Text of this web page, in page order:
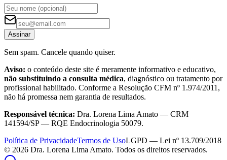
Assinar
Sem spam. Cancele quando quiser.
Aviso: o conteúdo deste site é meramente informativo e educativo,
não substituindo a consulta médica, diagnóstico ou tratamento por
profissional habilitado. Conforme a Resolução CFM nº 1.974/2011,
não há promessa nem garantia de resultados.
Responsável técnica: Dra. Lorena Lima Amato — CRM
141594/SP — RQE Endocrinologia 50079.
Política de PrivacidadeTermos de UsoLGPD — Lei nº 13.709/2018
© 2026 Dra. Lorena Lima Amato. Todos os direitos reservados.